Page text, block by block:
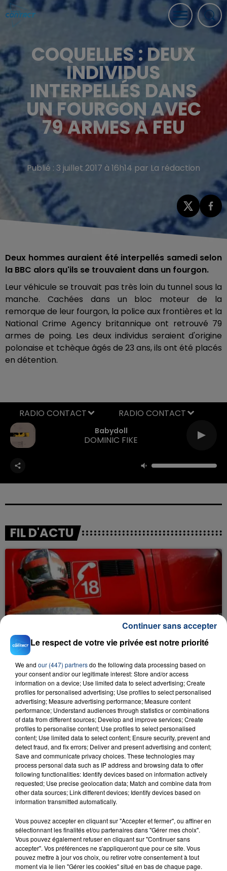
COQUELLES : DEUX
INDIVIDUS
INTERPELLÉS DANS
UN FOURGON AVEC
79 ARMES À FEU
Publié : 3 juillet 2017 à 16h14 par La rédaction
Deux hommes auraient été interpellés samedi selon
la BBC alors qu'ils se trouvaient dans un fourgon.
Leur véhicule se trouvait pas très loin du tunnel sous la
manche. Cachées dans un bloc moteur de la
remorque de leur fourgon, la police aux frontières et la
National Crime Agency britannique ont retrouvé 79
armes de poing. Les deux individus seraient d'origine
polonaise et tchèque âgés de 23 ans, ils ont été placés
en détention.
Babydoll
DOMINIC FIKE
RADIO CONTACT
FIL D'ACTU
INCENDIE MORTEL À LENS : UNE FEMME ET
SON BÉBÉ ENTRE LA VIE ET LA...
Un homme s'est immolé par le feu après avoir
aspergé sa compagne et leur bébé de trois mois
d'un liquide inflammable.
20 juillet 2026
UNE ADOLESCENTE DEVANT SE FAIRE
OPÉRER DE LA CHEVILLE RESSORT DE LA...
La famille a porté plainte contre la clinique qui a
reconnu sa responsabilité et présenté ses
excuses.
TITRES DIFFUSÉS
7h22
7h22 7h19
7h19
Le respect de votre vie privée est notre priorité
We and our (447) partnersdo the following data processing based on
your consent and/or our legitimate interest: Store and/or access
information on a device; Use limited data to select advertising; Create
profiles for personalised advertising; Use profiles to select personalised
advertising; Measure advertising performance; Measure content
performance; Understand audiences through statistics or combinations
of data from different sources; Develop and improve services; Create
profiles to personalise content; Use profiles to select personalised
content; Use limited data to select content; Ensure security, prevent and
detect fraud, and fix errors; Deliver and present advertising and content;
Save and communicate privacy choices. These technologies may
process personal data such as IP address and browsing data to offer
following functionalities: Identify devices based on information actively
requested; Use precise geolocation data; Match and combine data from
other data sources; Link different devices; Identify devices based on
information transmitted automatically.
Vous pouvez accepter en cliquant sur "Accepter et fermer", ou affiner en
sélectionnant les finalités et/ou partenaires dans "Gérer mes choix".
Vous pouvez également refuser en cliquant sur "Continuer sans
accepter". Vos préférences ne s'appliqueront que pour ce site. Vous
pouvez mettre à jour vos choix, ou retirer votre consentement à tout
moment via le lien "Gérer les cookies" situé en bas de chaque page.
Continuer sans accepter